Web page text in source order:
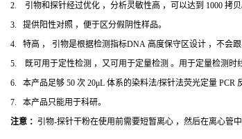
2. 引物和探针经过优化 ，分析灵敏性高 ，可以达到 1000 拷贝/
3. 提供阳性对照 ，便于区分假阴性样品。
4. 特高 ， 引物是根据检测指标DNA 高度保守区设计 ，不会跟
5. 既可用于定性检测 ，又可用于定量检测 。用于定量检测时
6. 本产品足够 50 次 20μL 体系的染料法/探针法荧光定量 PCR
7. 本产品只能用于科研。
注意 ： 引物-探针干粉在使用前需要短暂离心 ，然后在离心管